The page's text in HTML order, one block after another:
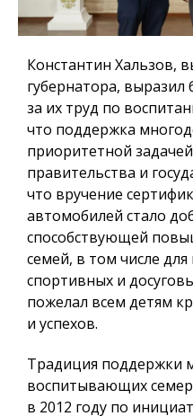
Константин Хальзов,
губернатора, выразил
за их труд по
что поддержка
приоритетной
правительства и
что вручение
автомобилей стало
способствующей
семей, в том числе
спортивных и
пожелал всем детям
и успехов.
Традиция поддержки
воспитывающих
в 2012 году по